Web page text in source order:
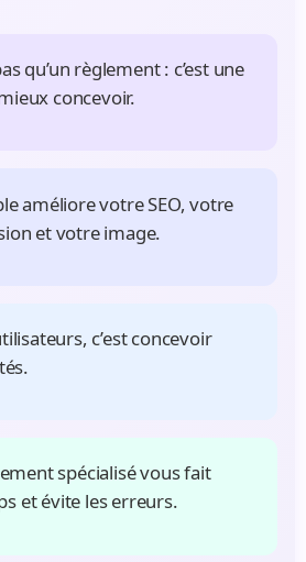
qu’un règlement : c’est une
concevoir.
améliore votre SEO, votre
et votre image.
c’est concevoir
spécialisé vous fait
et évite les erreurs.